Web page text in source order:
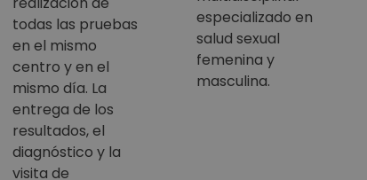
todas las pruebas
en el mismo
centro y en el
mismo día. La
entrega de los
resultados, el
diagnóstico y la
visita de
especializado en
salud sexual
femenina y
masculina.